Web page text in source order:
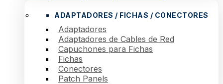
ADAPTADORES / FICHAS / CONECTORES
Adaptadores
Adaptadores de Cables de Red
Capuchones para Fichas
Fichas
Conectores
Patch Panels